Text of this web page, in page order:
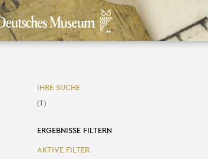
IHRE SUCHE
(1)
ERGEBNISSE FILTERN
AKTIVE FILTER